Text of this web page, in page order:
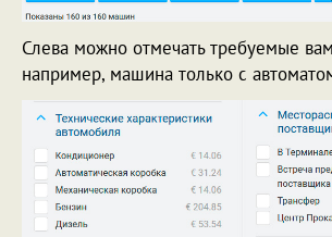
Слева можно отмечать требуемые
например, машина только с